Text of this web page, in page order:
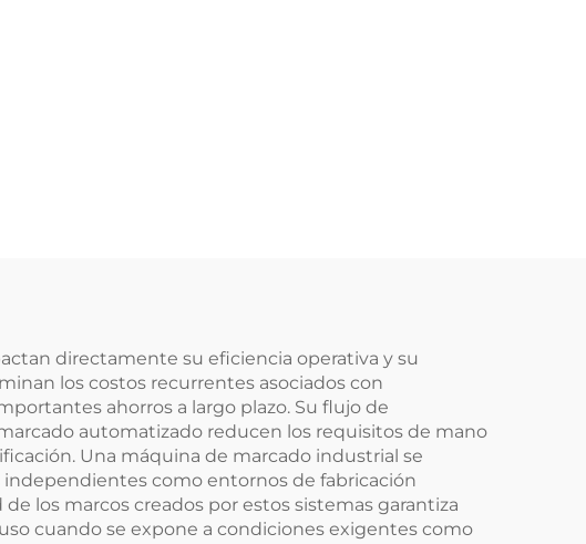
directamente su eficiencia operativa y su
los costos recurrentes asociados con
ahorros a largo plazo. Su flujo de
automatizado reducen los requisitos de mano
Una máquina de marcado industrial se
como entornos de fabricación
los marcos creados por estos sistemas garantiza
cuando se expone a condiciones exigentes como